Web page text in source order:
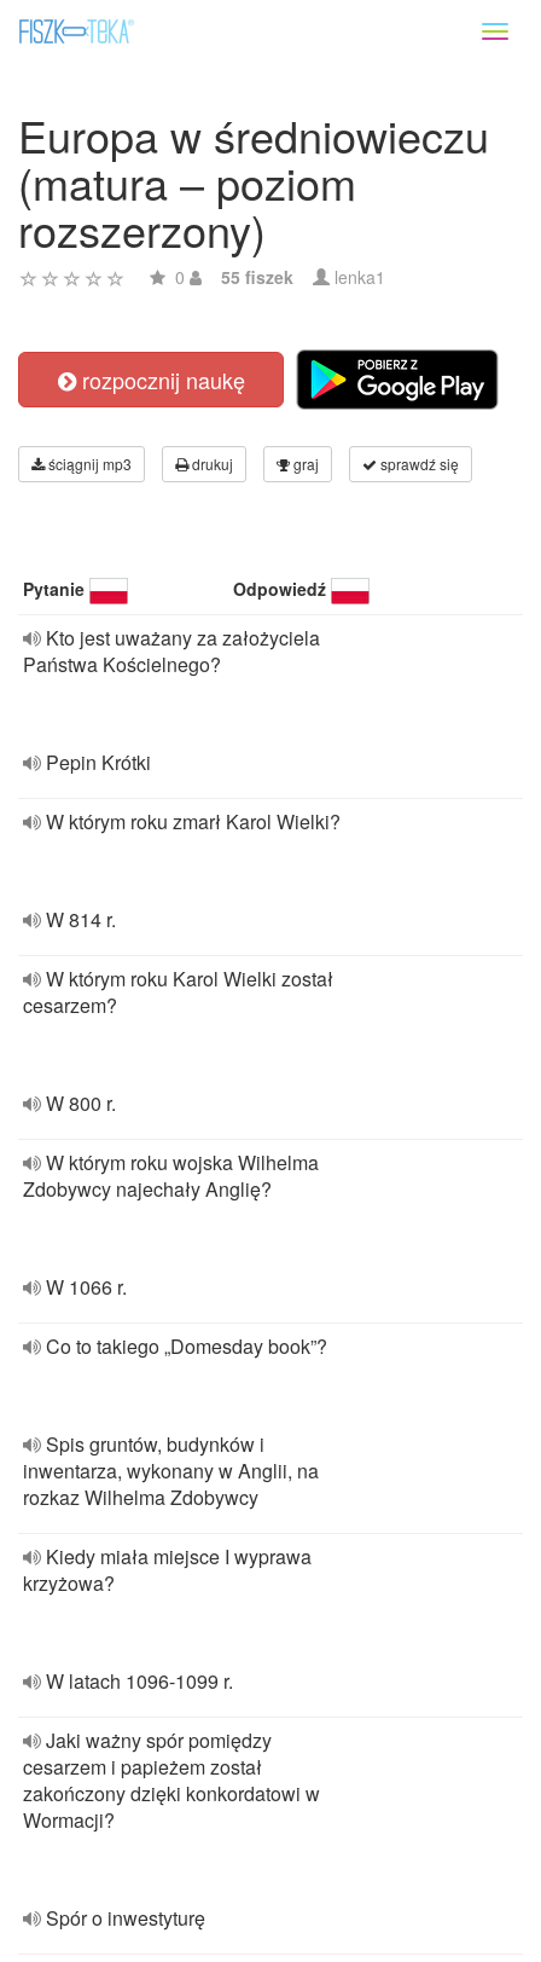
Europa w średniowieczu
(matura – poziom
rozszerzony)
0 55 fiszek lenka1
rozpocznij naukę
ściągnij mp3 drukuj graj sprawdź się
Pytanie Odpowiedź
Kto jest uważany za założyciela
Państwa Kościelnego?
Pepin Krótki
W którym roku zmarł Karol Wielki?
W 814 r.
W którym roku Karol Wielki został
cesarzem?
W 800 r.
W którym roku wojska Wilhelma
Zdobywcy najechały Anglię?
W 1066 r.
Co to takiego „Domesday book”?
Spis gruntów, budynków i
inwentarza, wykonany w Anglii, na
rozkaz Wilhelma Zdobywcy
Kiedy miała miejsce I wyprawa
krzyżowa?
W latach 1096-1099 r.
Jaki ważny spór pomiędzy
cesarzem i papieżem został
zakończony dzięki konkordatowi w
Wormacji?
Spór o inwestyturę